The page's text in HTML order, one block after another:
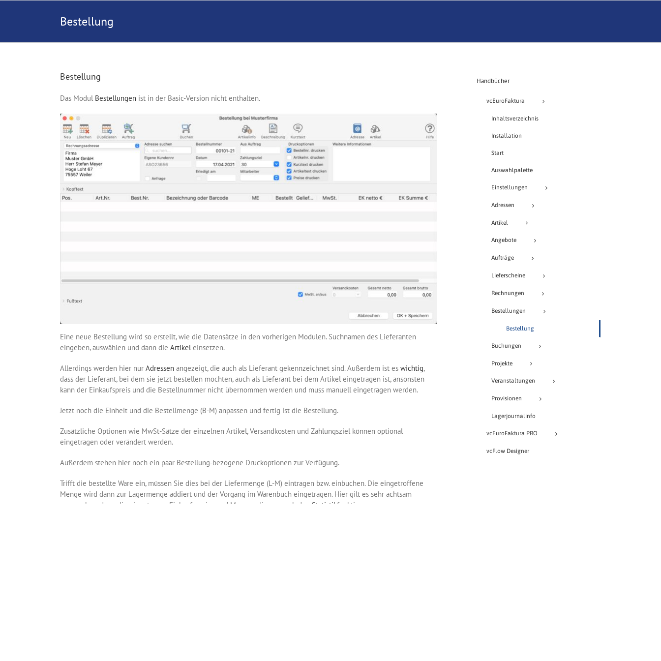
Bestellung
Bestellung
Das Modul Bestellungen ist in der Basic-Version nicht enthalten.
Eine neue Bestellung wird so erstellt, wie die Datensätze in den vorherigen Modulen. Suchnamen des Lieferanten
eingeben, auswählen und dann die Artikeleinsetzen.
Allerdings werden hier nur Adressen angezeigt, die auch als Lieferant gekennzeichnet sind. Außerdem ist es wichtig,
dass der Lieferant, bei dem sie jetzt bestellen möchten, auch als Lieferant bei dem Artikel eingetragen ist, ansonsten
kann der Einkaufspreis und die Bestellnummer nicht übernommen werden und muss manuell eingetragen werden.
Jetzt noch die Einheit und die Bestellmenge (B-M) anpassen und fertig ist die Bestellung.
Zusätzliche Optionen wie MwSt-Sätze der einzelnen Artikel, Versandkosten und Zahlungsziel können optional
eingetragen oder verändert werden.
Außerdem stehen hier noch ein paar Bestellung-bezogene Druckoptionen zur Verfügung.
Trifft die bestellte Ware ein, müssen Sie dies bei der Liefermenge (L-M) eintragen bzw. einbuchen. Die eingetroffene
Menge wird dann zur Lagermenge addiert und der Vorgang im Warenbuch eingetragen. Hier gilt es sehr achtsam
vorzugehen, denn die eingetragen Einkaufspreise und Mengen dienen auch den Statistik funktionen.
Handbücher
vcEuroFaktura
Inhaltsverzeichnis
Installation
Start
Auswahlpalette
Einstellungen
Adressen
Artikel
Angebote
Aufträge
Lieferscheine
Rechnungen
Bestellungen
Bestellung
Buchungen
Projekte
Veranstaltungen
Provisionen
Lagerjournalinfo
vcEuroFaktura PRO
vcFlow Designer